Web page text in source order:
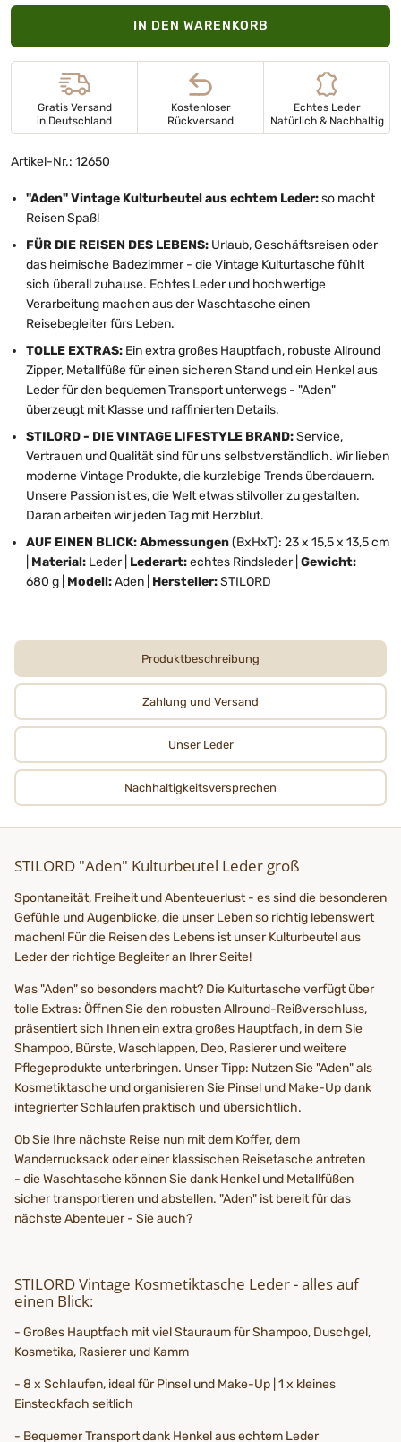
IN DEN WARENKORB
Gratis Versand
in Deutschland
Kostenloser
Rückversand
Echtes Leder
Natürlich & Nachhaltig
Artikel-Nr.: 12650
"Aden" Vintage Kulturbeutel aus echtem Leder:so macht
Reisen Spaß!
FÜR DIE REISEN DES LEBENS: Urlaub, Geschäftsreisen oder
das heimische Badezimmer - die Vintage Kulturtasche fühlt
sich überall zuhause. Echtes Leder und hochwertige
Verarbeitung machen aus der Waschtasche einen
Reisebegleiter fürs Leben.
TOLLE EXTRAS: Ein extra großes Hauptfach, robuste Allround
Zipper, Metallfüße für einen sicheren Stand und ein Henkel aus
Leder für den bequemen Transport unterwegs - "Aden"
überzeugt mit Klasse und raffinierten Details.
STILORD - DIE VINTAGE LIFESTYLE BRAND:Service,
Vertrauen und Qualität sind für uns selbstverständlich. Wir lieben
moderne Vintage Produkte, die kurzlebige Trends überdauern.
Unsere Passion ist es, die Welt etwas stilvoller zu gestalten.
Daran arbeiten wir jeden Tag mit Herzblut.
AUF EINEN BLICK: Abmessungen(BxHxT): 23 x 15,5 x 13,5 cm
Material: Leder | Lederart:echtes Rindsleder | Gewicht:
680 g | Modell:Aden | Hersteller:STILORD
Produktbeschreibung
Zahlung und Versand
Unser Leder
Nachhaltigkeits­­­versprechen
STILORD "Aden" Kulturbeutel Leder groß
Spon­ta­ne­i­tät, Freiheit und Abenteuerlust - es sind die besonderen
Gefühle und Augenblicke, die unser Leben so richtig lebenswert
machen! Für die Reisen des Lebens ist unser Kulturbeutel aus
Leder der richtige Begleiter an Ihrer Seite!
Was "Aden" so besonders macht? Die Kulturtasche verfügt über
tolle Extras: Öffnen Sie den robusten Allround-Reißverschluss,
präsentiert sich Ihnen ein extra großes Hauptfach, in dem Sie
Shampoo, Bürste, Waschlappen, Deo, Rasierer und weitere
Pflegeprodukte unterbringen. Unser Tipp: Nutzen Sie "Aden" als
Kosmetiktasche und organisieren Sie Pinsel und Make-Up dank
integrierter Schlaufen praktisch und übersichtlich.
Ob Sie Ihre nächste Reise nun mit dem Koffer, dem
Wanderrucksack oder einer klassischen Reisetasche antreten
- die Waschtasche können Sie dank Henkel und Metallfüßen
sicher transportieren und abstellen. "Aden" ist bereit für das
nächste Abenteuer - Sie auch?
STILORD Vintage Kosmetiktasche Leder - alles auf
einen Blick:
- Großes Hauptfach mit viel Stauraum für Shampoo, Duschgel,
Kosmetika, Rasierer und Kamm
- 8 x Schlaufen, ideal für Pinsel und Make-Up | 1 x kleines
Einsteckfach seitlich
- Bequemer Transport dank Henkel aus echtem Leder